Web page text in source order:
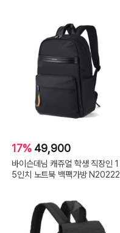
17% 49,900
바이슨데님 캐쥬얼 학생 직장인 1
5인치 노트북 백팩가방 N20222